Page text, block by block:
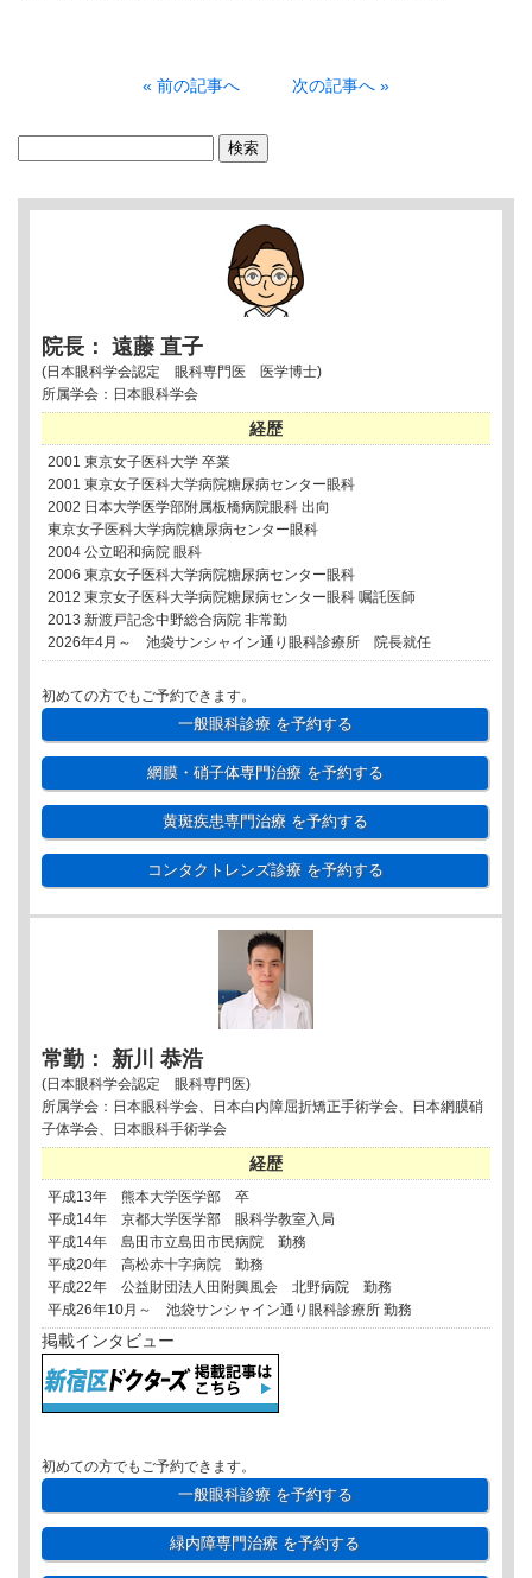
« 前の記事へ 次の記事へ »
院長： 遠藤 直子
(日本眼科学会認定 眼科専門医 医学博士)
所属学会：日本眼科学会
経歴
2001 東京女子医科大学 卒業
2001 東京女子医科大学病院糖尿病センター眼科
2002 日本大学医学部附属板橋病院眼科 出向
東京女子医科大学病院糖尿病センター眼科
2004 公立昭和病院 眼科
2006 東京女子医科大学病院糖尿病センター眼科
2012 東京女子医科大学病院糖尿病センター眼科 嘱託医師
2013 新渡戸記念中野総合病院 非常勤
2026年4月～ 池袋サンシャイン通り眼科診療所 院長就任
初めての方でもご予約できます。
一般眼科診療を予約する
網膜・硝子体専門治療を予約する
黄斑疾患専門治療を予約する
コンタクトレンズ診療を予約する
常勤： 新川 恭浩
(日本眼科学会認定 眼科専門医)
所属学会：日本眼科学会、日本白内障屈折矯正手術学会、日本網膜硝
子体学会、日本眼科手術学会
経歴
平成13年 熊本大学医学部 卒
平成14年 京都大学医学部 眼科学教室入局
平成14年 島田市立島田市民病院 勤務
平成20年 高松赤十字病院 勤務
平成22年 公益財団法人田附興風会 北野病院 勤務
平成26年10月～ 池袋サンシャイン通り眼科診療所 勤務
掲載インタビュー
初めての方でもご予約できます。
一般眼科診療を予約する
緑内障専門治療 を予約する